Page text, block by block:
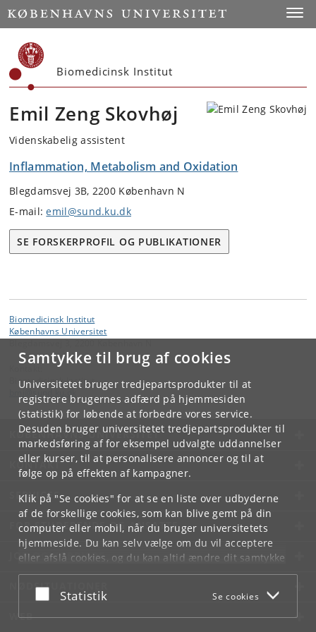
Samtykke til brug af cookies
Universitetet bruger tredjepartsprodukter til at
registrere brugernes adfærd på hjemmesiden
(statistik) for løbende at forbedre vores service.
Desuden bruger universitetet tredjepartsprodukter til
markedsføring af for eksempel udvalgte uddannelser
eller kurser, til at personalisere annoncer og til at
følge op på effekten af kampagner.
Klik på "Se cookies" for at se en liste over udbyderne
af de forskellige cookies, som kan blive gemt på din
computer eller mobil, når du bruger universitetets
hjemmeside. Du kan selv vælge om du vil acceptere
eller afslå cookies, og du kan altid ændre dit samtykke
underCookie- og privatlivspolitiksom du finder i
bunden af hver side.
Acceptér eller afslå
Statistik Se cookies
Start
Biomedicinsk Institut
Emil Zeng Skovhøj
Videnskabelig assistent
Inflammation, Metabolism and Oxidation
Blegdamsvej 3B, 2200 København N
E-mail:emil@sund.ku.dk
SE FORSKERPROFIL OG PUBLIKATIONER
Biomedicinsk Institut
Københavns Universitet
Biomedicinsk Institut
KØBENHAVNS UNIVERSITET
KONTAKT
SERVICES
FOR STUDERENDE OG ANSATTE
JOB OG KARRIERE
NØDSITUATIONER
WEB